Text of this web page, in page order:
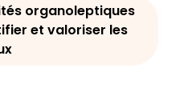
organoleptiques
et valoriser les